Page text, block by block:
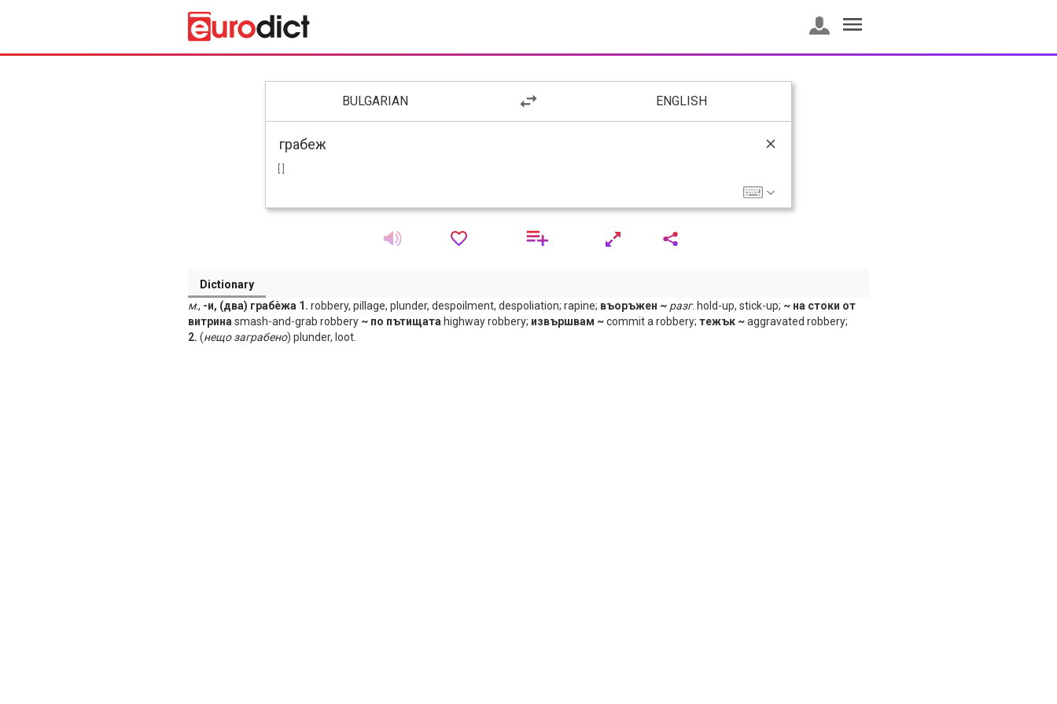
BULGARIAN ENGLISH
Dictionary
м., -и, (два) грабѐжа 1. robbery, pillage, plunder, despoilment, despoliation; rapine; въоръжен ~ разг. hold-up, stick-up; ~ на стоки от
витрина smash-and-grab robbery ~ по пътищата highway robbery; извършвам ~commit a robbery; тежък ~aggravated robbery;
2. (нещо заграбено) plunder, loot.